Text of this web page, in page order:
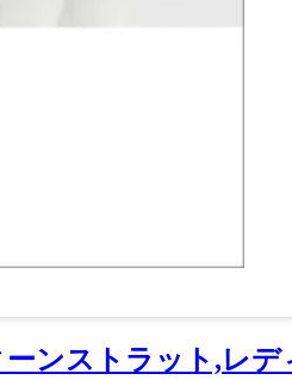
ンストラット,レデ